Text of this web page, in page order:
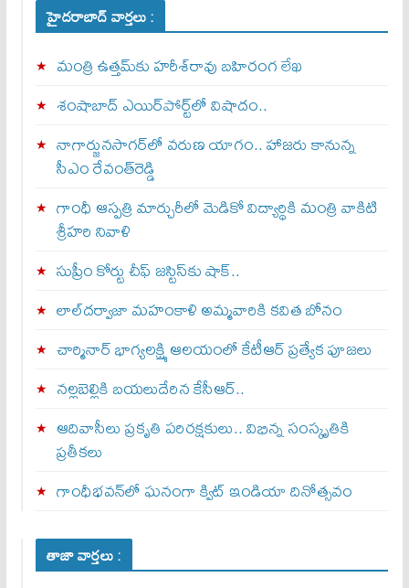
హైదరాబాద్ వార్తలు :
మంత్రి ఉత్తమ్‌కు హరీశ్‌రావు బహిరంగ లేఖ
శంషాబాద్‌ ఎయిర్‌పోర్ట్‌లో విషాదం..
నాగార్జునసాగర్‌లో వరుణ యాగం.. హాజరు కానున్న
సీఎం రేవంత్‌రెడ్డి
గాంధీ ఆస్పత్రి మార్చురీలో మెడికో విద్యార్థికి మంత్రి వాకిటి
శ్రీహరి నివాళి
సుప్రీం కోర్టు చీఫ్ జస్టిస్⁭కు షాక్..
లాల్‌దర్వాజా మహంకాళి అమ్మవారికి కవిత బోనం
చార్మినార్‌ భాగ్యలక్ష్మి ఆలయంలో కేటీఆర్ ప్రత్యేక పూజలు
నల్లబెల్లికి బయలుదేరిన కేసీఆర్‌..
ఆదివాసీలు ప్రకృతి పరిరక్షకులు.. విభిన్న సంస్కృతికి
ప్రతీకలు
గాంధీభవన్‌లో ఘనంగా క్విట్‌ ఇండియా దినోత్సవం
తాజా వార్తలు :